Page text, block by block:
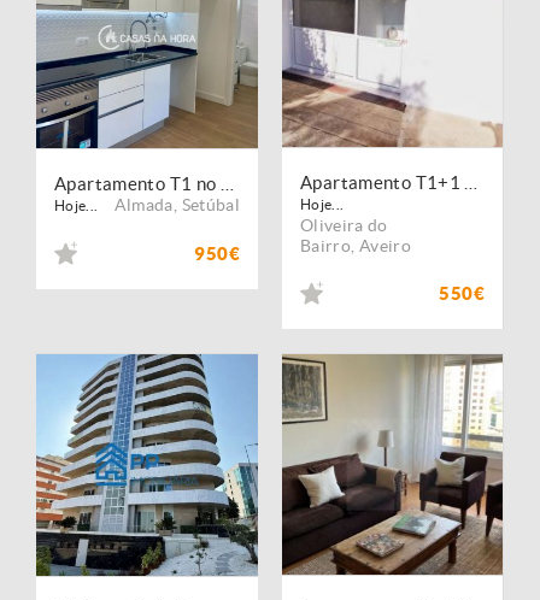
Hoje... Almada Setúbal
950€
Hoje...
Oliveira do
Bairro Aveiro
550€